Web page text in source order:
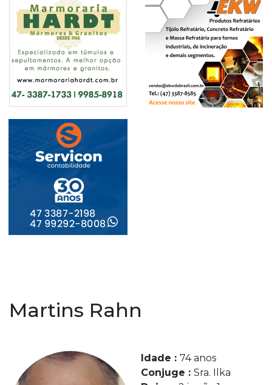
Martins Rahn
Idade : 74 anos
Conjuge : Sra. Ilka